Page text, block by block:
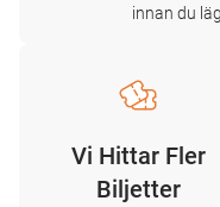
innan du
Vi Hittar Fler
Biljetter